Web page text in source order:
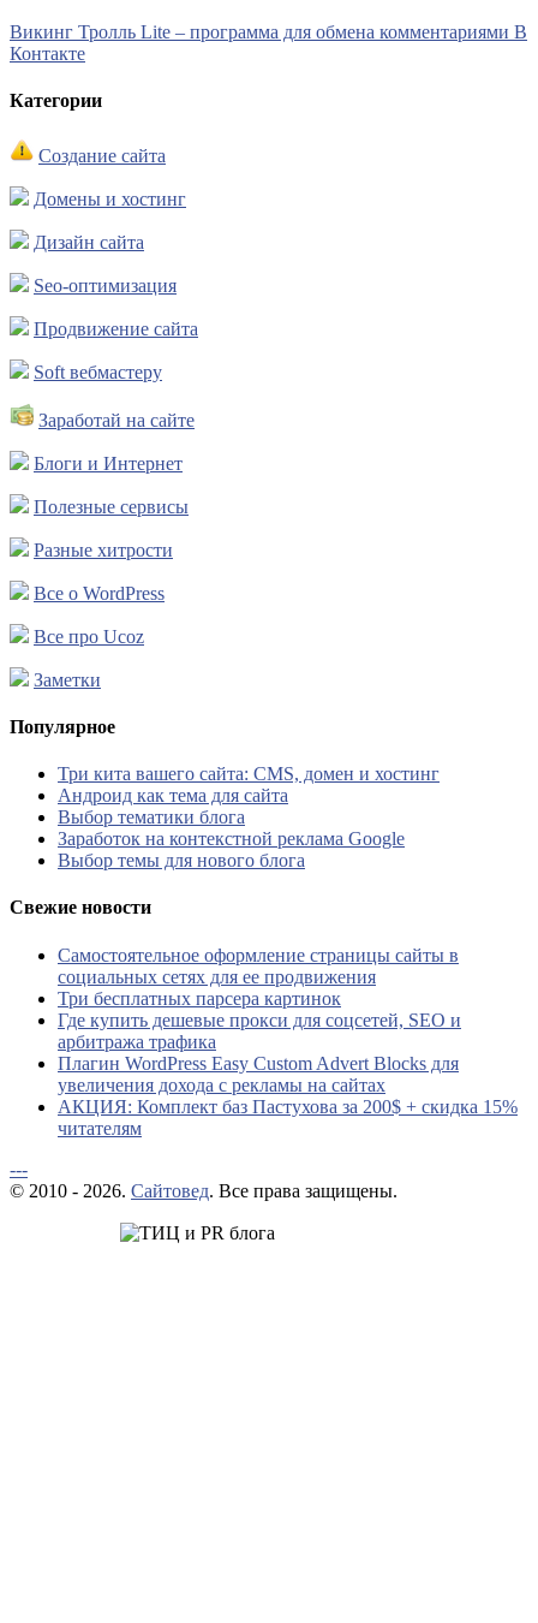
Викинг Тролль Lite – программа для обмена комментариями В
Контакте
Категории
Создание сайта
Домены и хостинг
Дизайн сайта
Seo-оптимизация
Продвижение сайта
Soft вебмастеру
Заработай на сайте
Блоги и Интернет
Полезные сервисы
Разные хитрости
Все о WordPress
Все про Ucoz
Заметки
Популярное
Три кита вашего сайта: CMS, домен и хостинг
Андроид как тема для сайта
Выбор тематики блога
Заработок на контекстной реклама Google
Выбор темы для нового блога
Свежие новости
Самостоятельное оформление страницы сайты в
социальных сетях для ее продвижения
Три бесплатных парсера картинок
Где купить дешевые прокси для соцсетей, SEO и
арбитража трафика
Плагин WordPress Easy Custom Advert Blocks для
увеличения дохода с рекламы на сайтах
АКЦИЯ: Комплект баз Пастухова за 200$ + скидка 15%
читателям
---
© 2010 - 2026. Сайтовед. Все права защищены.